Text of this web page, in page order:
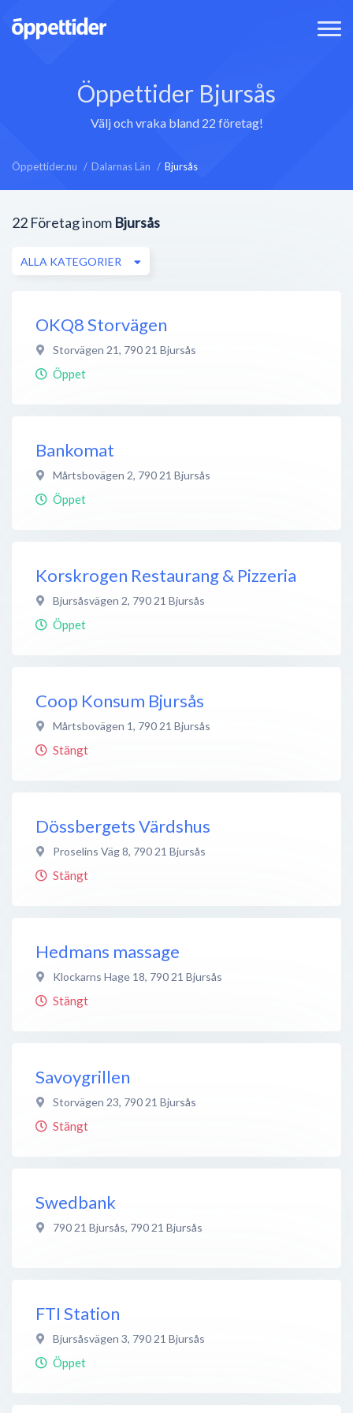
Öppettider Bjursås
Välj och vraka bland 22 företag!
Öppettider.nu Dalarnas Län Bjursås
22 Företag inom Bjursås
ALLA KATEGORIER
OKQ8 Storvägen
Storvägen 21, 790 21 Bjursås
Öppet
Bankomat
Mårtsbovägen 2, 790 21 Bjursås
Öppet
Korskrogen Restaurang & Pizzeria
Bjursåsvägen 2, 790 21 Bjursås
Öppet
Coop Konsum Bjursås
Mårtsbovägen 1, 790 21 Bjursås
Stängt
Dössbergets Värdshus
Proselins Väg 8, 790 21 Bjursås
Stängt
Hedmans massage
Klockarns Hage 18, 790 21 Bjursås
Stängt
Savoygrillen
Storvägen 23, 790 21 Bjursås
Stängt
Swedbank
790 21 Bjursås, 790 21 Bjursås
FTI Station
Bjursåsvägen 3, 790 21 Bjursås
Öppet